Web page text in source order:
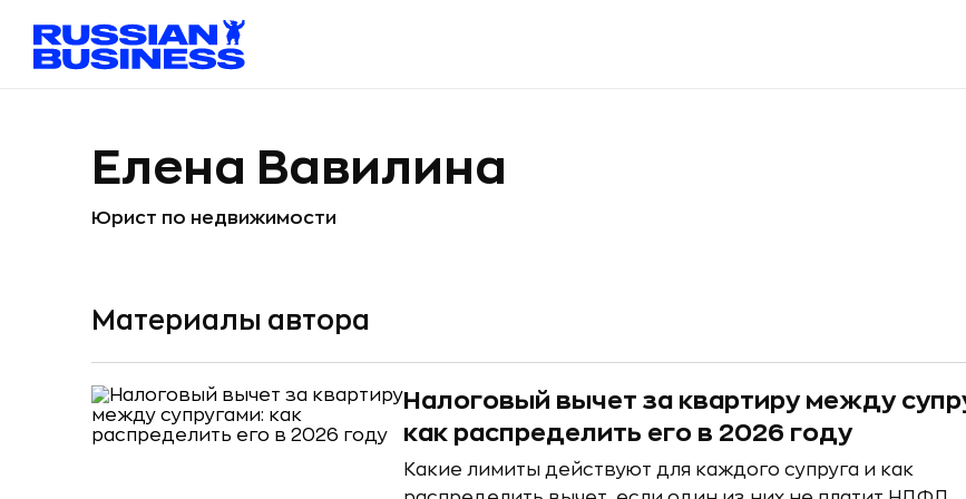
Елена Вавилина
Юрист по недвижимости
Материалы автора
Налоговый вычет за квартиру между
как распределить его в 2026 году
Какие лимиты действуют для каждого супруга и как